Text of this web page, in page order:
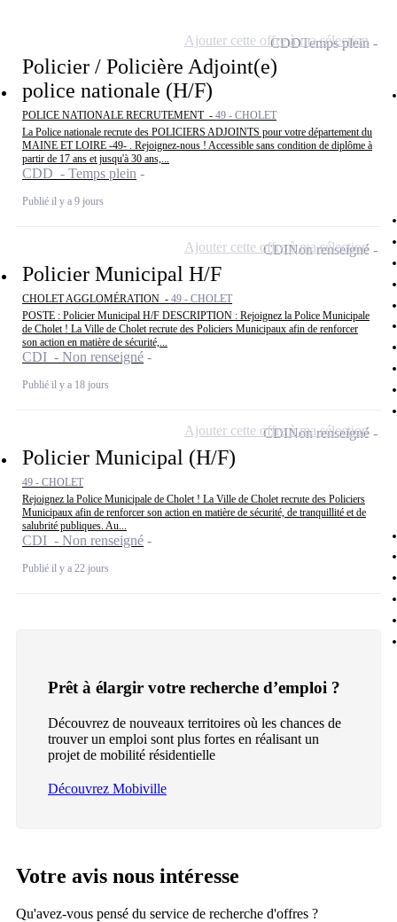
Policier / Policière Adjoint(e)
police nationale (H/F)
POLICE NATIONALE RECRUTEMENT - 49 - CHOLET
La Police nationale recrute des POLICIERS ADJOINTS pour votre département du
MAINE ET LOIRE -49- . Rejoignez-nous ! Accessible sans condition de diplôme à
partir de 17 ans et jusqu'à 30 ans,...
CDD - Temps plein
Publié il y a 9 jours
CDDTemps plein
Ajouter cette offre à ma sélection
Policier Municipal H/F
CHOLET AGGLOMÉRATION - 49 - CHOLET
POSTE : Policier Municipal H/F DESCRIPTION : Rejoignez la Police Municipale
de Cholet ! La Ville de Cholet recrute des Policiers Municipaux afin de renforcer
son action en matière de sécurité,...
CDI - Non renseigné
Publié il y a 18 jours
CDINon renseigné
Ajouter cette offre à ma sélection
Policier Municipal (H/F)
49 - CHOLET
Rejoignez la Police Municipale de Cholet ! La Ville de Cholet recrute des Policiers
Municipaux afin de renforcer son action en matière de sécurité, de tranquillité et de
salubrité publiques. Au...
CDI - Non renseigné
Publié il y a 22 jours
CDINon renseigné
Ajouter cette offre à ma sélection
Prêt à élargir votre recherche d’emploi ?
Découvrez de nouveaux territoires où les chances de
trouver un emploi sont plus fortes en réalisant un
projet de mobilité résidentielle
Découvrez Mobiville
Votre avis nous intéresse
Qu'avez-vous pensé du service de recherche d'offres ?